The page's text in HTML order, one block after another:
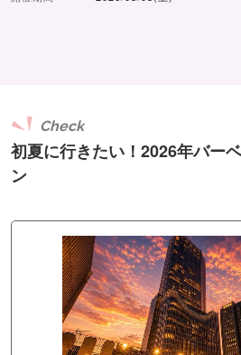
初夏に行きたい！2026年バー
ン
Check